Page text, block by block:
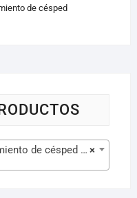
de césped
×
de césped (9)